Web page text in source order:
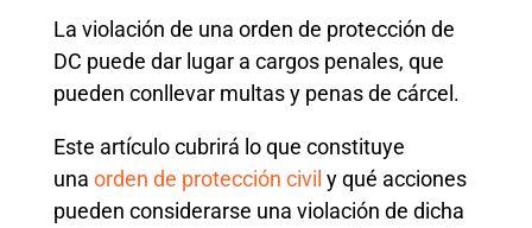
La violación de una orden de protección de
DC puede dar lugar a cargos penales, que
pueden conllevar multas y penas de cárcel.
Este artículo cubrirá lo que constituye
una orden de protección civil y qué acciones
pueden considerarse una violación de dicha